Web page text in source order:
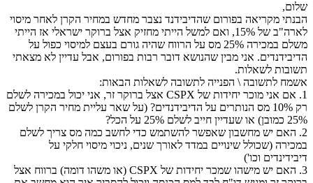
שלום,
הבנתי מקריאה בפורום שהדיבידנד נצבר מחדש במחיר הקרן לאחר מיסוי
לארה"ב של 15%, ואם למשל הייתי מחזיק אצל ברוקר ישראלי אז הייתי
משלם במכירה 25% מס על הרווח שהיה גורם בעצם למיסוי כפול על
הדיבידנדים. אני מבין שהנושא דובר רבות בפורום, אבל עדיין לא מצאתי
תשובות לשאלות.
אשמח לתשובה \ הפנייה לתשובה לשאלות הבאות:
1. אם אני מוכר יחידות של CSPX אצל ברוקר זר, אני יכול במכירה לשלם
רק 10% מס הנותרים על הדיבידנדים? (על שאר עליית מחיר הקרן לשלם
25% כמובן) או שעדיין חייב לשלם 25% על הכל?
2. האם יש מחשבון שאפשר להשתמש כדי לחשב כמה מס צריך לשלם
במכירה (שכולל שינויים במדד לאורך שנים, ניכוי מיסוי חלקי על
דיבידינדים וכו')
3. האם יש מישהו שמכר יחידות של CSPX (או משהו דומה) ברווח אצל